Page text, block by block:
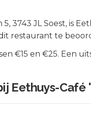
5, 3743 JL Soest, is
restaurant te
€15 en €25. Een
Eethuys-Café